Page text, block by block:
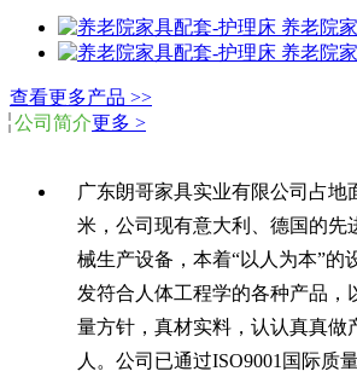
养老院
养老院
查看更多产品 >>
公司简介更多 >
广东朗哥家具实业有限公司占地
米，公司现有意大利、德国的先
械生产设备，本着“以人为本”的
发符合人体工程学的各种产品，
量方针，真材实料，认认真真做
人。公司已通过ISO9001国际质